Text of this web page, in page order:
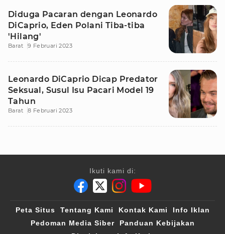
Diduga Pacaran dengan Leonardo
DiCaprio, Eden Polani Tiba-tiba
'Hilang'
Barat 9 Februari 2023
Leonardo DiCaprio Dicap Predator
Seksual, Susul Isu Pacari Model 19
Tahun
Barat 8 Februari 2023
Ikuti kami di:
Peta Situs Tentang Kami Kontak Kami
Info Iklan
Pedoman Media Siber
Panduan Kebijakan